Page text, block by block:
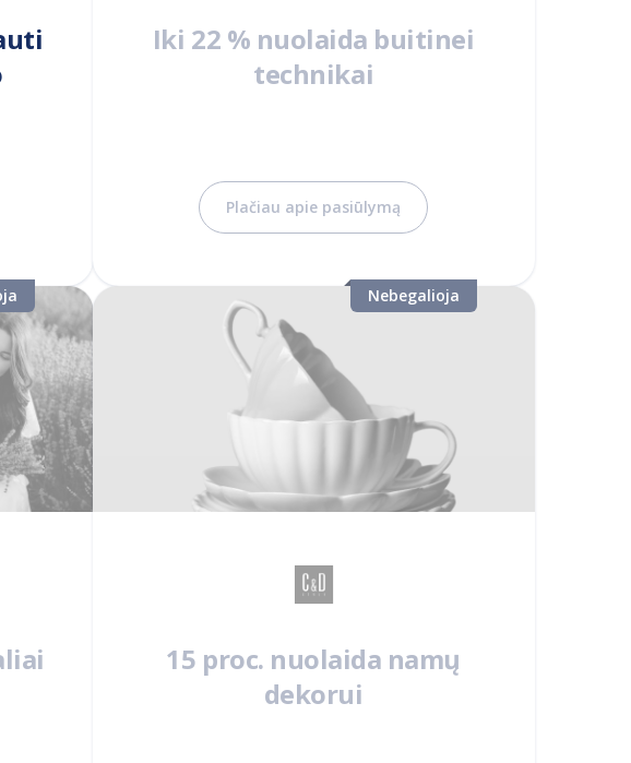
Iki 22 % nuolaida buitinei
technikai
Plačiau apie pasiūlymą
Nebegalioja
15 proc. nuolaida namų
dekorui